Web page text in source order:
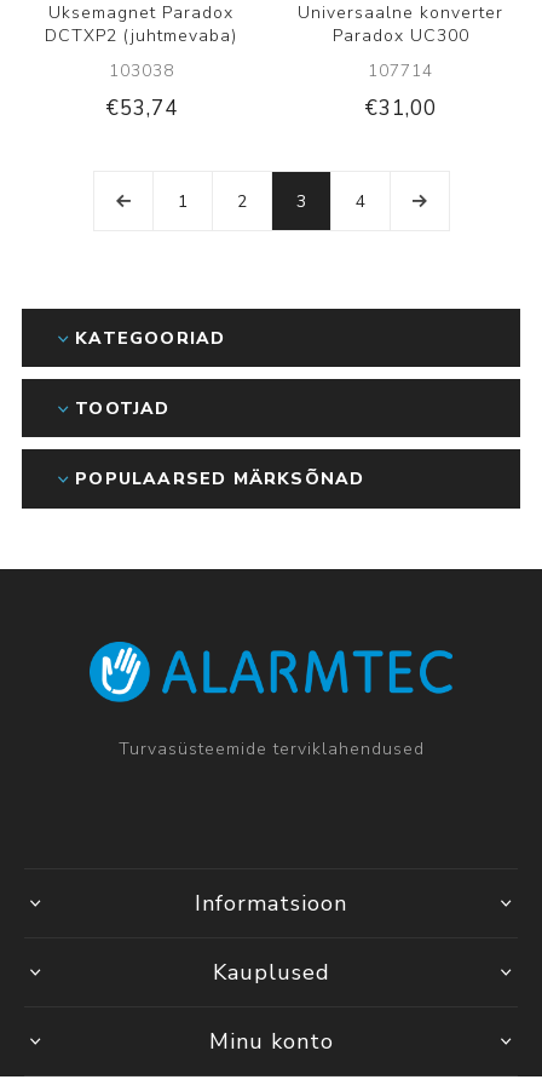
Uksemagnet Paradox
DCTXP2 (juhtmevaba)
103038
€53,74
Universaalne konverter
Paradox UC300
107714
€31,00
1 2 3 4
KATEGOORIAD
TOOTJAD
POPULAARSED MÄRKSÕNAD
Turvasüsteemide terviklahendused
Informatsioon
Kauplused
Minu konto